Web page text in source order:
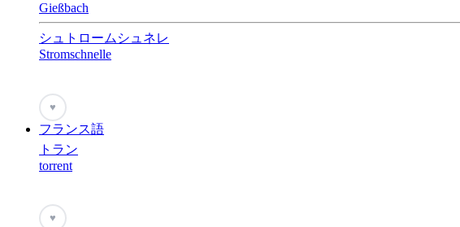
Gießbach
シュトロームシュネレ
Stromschnelle
♥
フランス語
トラン
torrent
♥